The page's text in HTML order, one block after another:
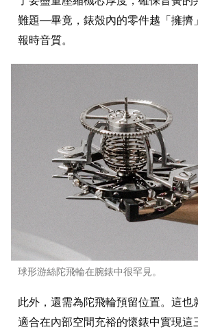
難題—畢竟，錶殼內的零件越「擁擠
報時音質。
球形游絲陀飛輪在腕錶中很罕見。
此外，還需為陀飛輪預留位置。這也
適合在內部空間充裕的懷錶中實現這